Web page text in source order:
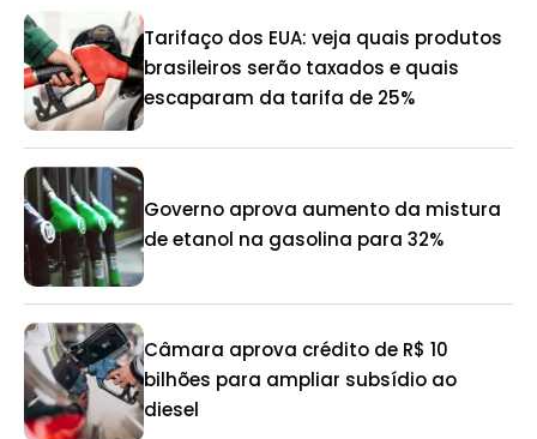
Tarifaço dos EUA: veja quais produtos
brasileiros serão taxados e quais
escaparam da tarifa de 25%
Governo aprova aumento da mistura
de etanol na gasolina para 32%
Câmara aprova crédito de R$ 10
bilhões para ampliar subsídio ao
diesel